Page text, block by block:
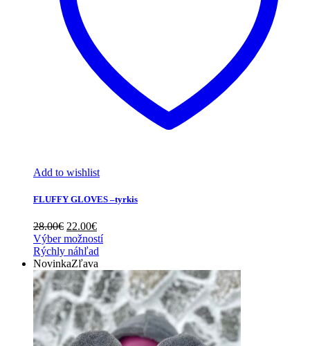
Add to wishlist
FLUFFY GLOVES –tyrkis
28.00€ Pôvodná
cena
bola:
28.00€.
22.00€Aktuálna
cena
je:
22.00€.
Výber možností
Rýchly náhľad
NovinkaZľava